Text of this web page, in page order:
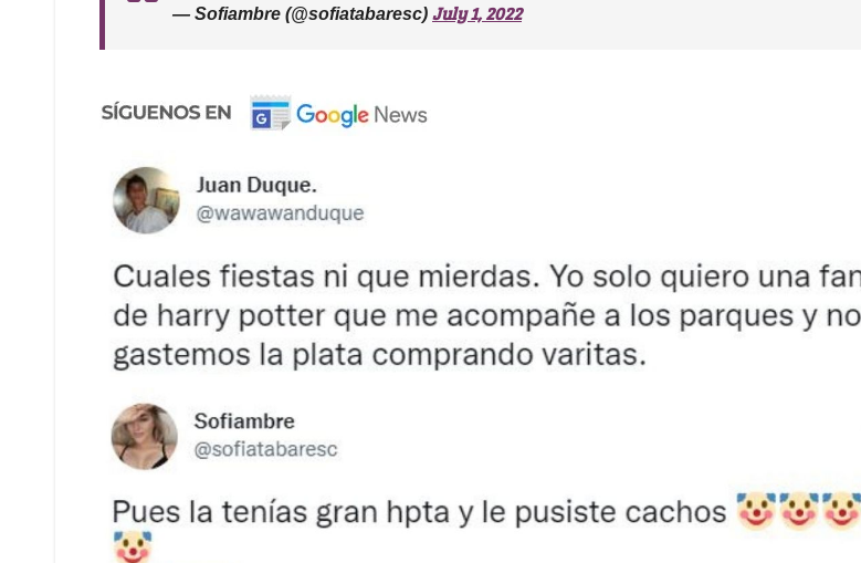
— Sofiambre (@sofiatabaresc) July 1, 2022